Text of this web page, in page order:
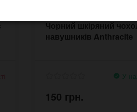
Чорний шкіряний
навушників Anthracite
У
150 грн.